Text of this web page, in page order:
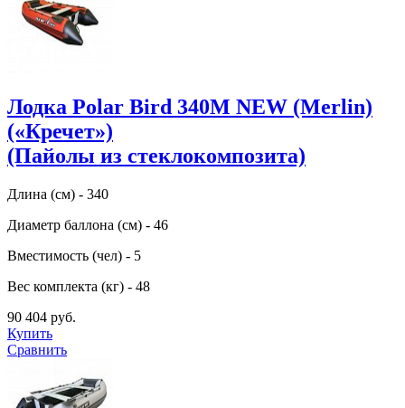
Лодка Polar Bird 340M NEW (Merlin)
(«Кречет»)
(Пайолы из стеклокомпозита)
Длина (см) - 340
Диаметр баллона (см) - 46
Вместимость (чел) - 5
Вес комплекта (кг) - 48
90 404 руб.
Купить
Сравнить